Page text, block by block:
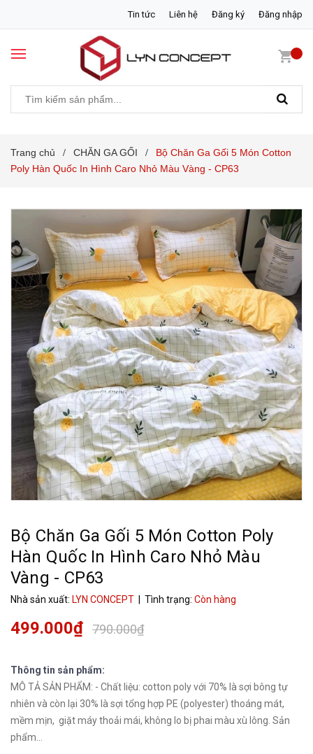
Tin tức Liên hệ Đăng ký Đăng nhập
Trang chủ / CHĂN GA GỐI /
Bộ Chăn Ga Gối 5 Món Cotton
Poly Hàn Quốc In Hình Caro Nhỏ Màu Vàng - CP63
Bộ Chăn Ga Gối 5 Món Cotton Poly
Hàn Quốc In Hình Caro Nhỏ Màu
Vàng - CP63
Nhà sản xuất: LYN CONCEPT | Tình trạng: Còn hàng
499.000₫ 790.000₫
Thông tin sản phẩm:
MÔ TẢ SẢN PHẨM: - Chất liệu: cotton poly với 70% là sợi bông tự
nhiên và còn lại 30% là sợi tổng hợp PE (polyester) thoáng mát,
mềm mịn, giặt máy thoải mái, không lo bị phai màu xù lông. Sản
phẩm...